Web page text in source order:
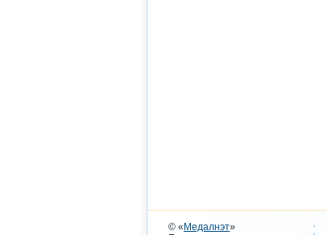
© « Медалнэт»